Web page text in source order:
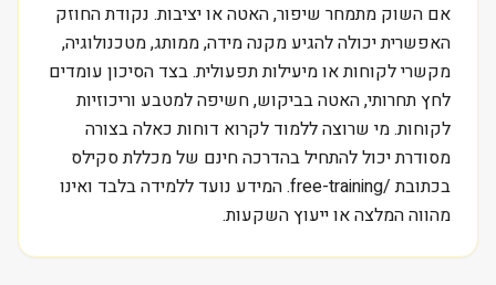
אם השוק מתמחר שיפור, האטה או יציבות. נקודת החוזק
האפשרית יכולה להגיע מקנה מידה, ממותג, מטכנולוגיה,
מקשרי לקוחות או מיעילות תפעולית. בצד הסיכון עומדים
לחץ תחרותי, האטה בביקוש, חשיפה למטבע וריכוזיות
לקוחות. מי שרוצה ללמוד לקרוא דוחות כאלה בצורה
מסודרת יכול להתחיל בהדרכה חינם של מכללת סקילס
בכתובת /free-training. המידע נועד ללמידה בלבד ואינו
מהווה המלצה או ייעוץ השקעות.